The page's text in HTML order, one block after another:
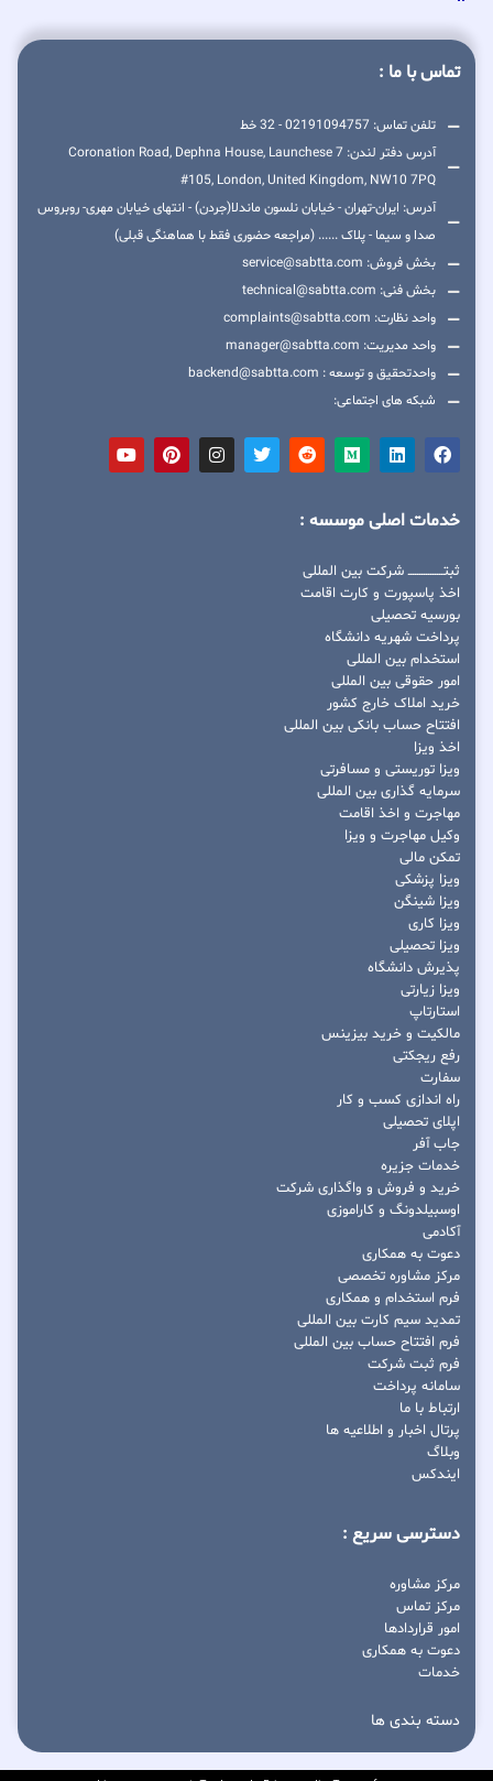
تماس با ما :
تلفن تماس: 02191094757 - 32 خط
آدرس دفتر لندن: 7 Coronation Road, Dephna House, Launchese
#105, London, United Kingdom, NW10 7PQ
آدرس: ایران-تهران - خیابان نلسون ماندلا(جردن) - انتهای خیابان مهری- روبروس
صدا و سیما - پلاک ...... (مراجعه حضوری فقط با هماهنگی قبلی)
بخش فروش: service@sabtta.com
بخش فنی: technical@sabtta.com
واحد نظارت: complaints@sabtta.com
واحد مدیریت: manager@sabtta.com
واحدتحقیق و توسعه : backend@sabtta.com
شبکه های اجتماعی:
خدمات اصلی موسسه :
ثبتــــــــــــــــ شرکت بین المللی
اخذ پاسپورت و کارت اقامت
بورسیه تحصیلی
پرداخت شهریه دانشگاه
استخدام بین المللی
امور حقوقی بین المللی
خرید املاک خارج کشور
افتتاح حساب بانکی بین المللی
اخذ ویزا
ویزا توریستی و مسافرتی
سرمایه گذاری بین المللی
مهاجرت و اخذ اقامت
وکیل مهاجرت و ویزا
تمکن مالی
ویزا پزشکی
ویزا شینگن
ویزا کاری
ویزا تحصیلی
پذیرش دانشگاه
ویزا زیارتی
استارتاپ
مالکیت و خرید بیزینس
رفع ریجکتی
سفارت
راه اندازی کسب و کار
اپلای تحصیلی
جاب آفر
خدمات جزیره
خرید و فروش و واگذاری شرکت
اوسبیلدونگ و کاراموزی
آکادمی
دعوت به همکاری
مرکز مشاوره تخصصی
فرم استخدام و همکاری
تمدید سیم کارت بین المللی
فرم افتتاح حساب بین المللی
فرم ثبت شرکت
سامانه پرداخت
ارتباط با ما
پرتال اخبار و اطلاعیه ها
وبلاگ
ایندکس
دسترسی سریع :
مرکز مشاوره
مرکز تماس
امور قراردادها
دعوت به همکاری
خدمات
دسته بندی ها